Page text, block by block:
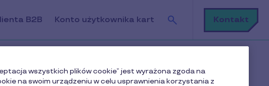
B2B Konto użytkownika kart
Szukaj
Kontakt
wszystkich plików cookie” jest wyrażona zgoda na
na swoim urządzeniu w celu usprawnienia korzystania z